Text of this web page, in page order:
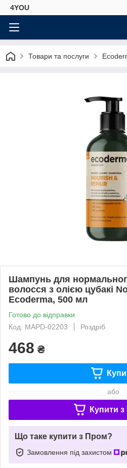
4YOU
Товари та послуги
Шампунь для
волосся з олією цубакі
Ecoderma, 500 мл
Готово до відправки
Код: MAPD-02203
Роздріб
468 ₴
або
Купити з
Що таке купити з Пром?
Замовлення під захистом